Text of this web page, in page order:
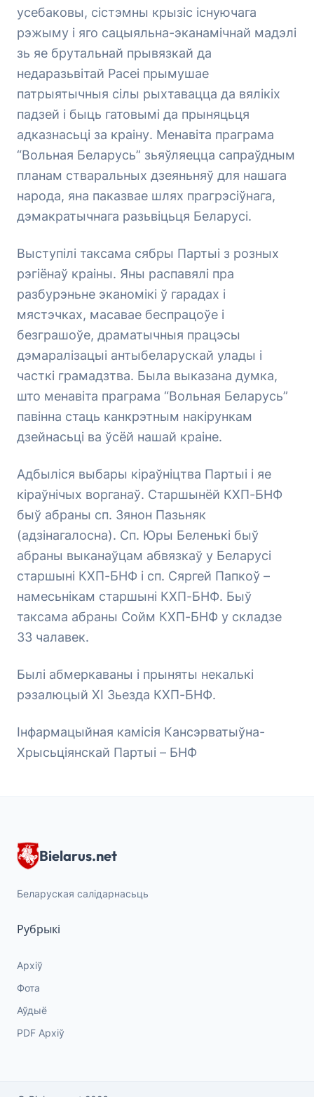
усебаковы, сістэмны крызіс існуючага
рэжыму і яго сацыяльна-эканамічнай мадэлі
зь яе брутальнай прывязкай да
недаразьвітай Расеі прымушае
патрыятычныя сілы рыхтавацца да вялікіх
падзей і быць гатовымі да прыняцьця
адказнасьці за краіну. Менавіта праграма
“Вольная Беларусь” зьяўляецца сапраўдным
планам стваральных дзеяньняў для нашага
народа, яна паказвае шлях прагрэсіўнага,
дэмакратычнага разьвіцьця Беларусі.
Выступілі таксама сябры Партыі з розных
рэгіёнаў краіны. Яны распавялі пра
разбурэньне эканомікі ў гарадах і
мястэчках, масавае беспрацоўе і
безграшоўе, драматычныя працэсы
дэмаралізацыі антыбеларускай улады і
часткі грамадзтва. Была выказана думка,
што менавіта праграма “Вольная Беларусь”
павінна стаць канкрэтным накірункам
дзейнасьці ва ўсёй нашай краіне.
Адбыліся выбары кіраўніцтва Партыі і яе
кіраўнічых ворганаў. Старшынёй КХП-БНФ
быў абраны сп. Зянон Пазьняк
(адзінагалосна). Сп. Юры Беленькі быў
абраны выканаўцам абвязкаў у Беларусі
старшыні КХП-БНФ і сп. Сяргей Папкоў –
намесьнікам старшыні КХП-БНФ. Быў
таксама абраны Сойм КХП-БНФ у складзе
33 чалавек.
Былі абмеркаваны і прыняты некалькі
рэзалюцый ХІ Зьезда КХП-БНФ.
Інфармацыйная камісія Кансэрватыўна-
Хрысьціянскай Партыі – БНФ
Bielarus.net
Беларуская салідарнасьць
Рубрыкі
Архіў
Фота
Аўдыё
PDF Архіў